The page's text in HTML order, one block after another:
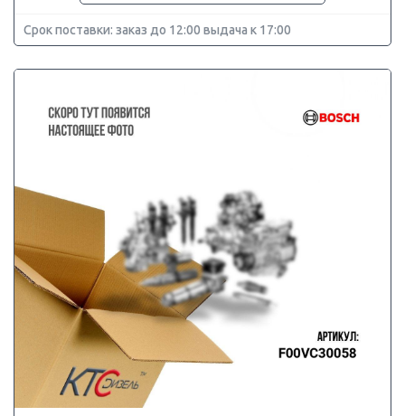
Срок поставки: заказ до 12:00 выдача к 17:00